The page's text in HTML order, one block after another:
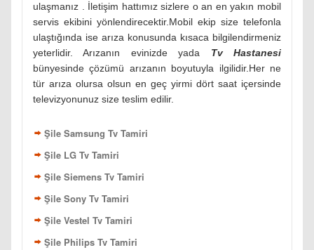
ulaşmanız . İletişim hattımız sizlere o an en yakın mobil
servis ekibini yönlendirecektir.Mobil ekip size telefonla
ulaştığında ise arıza konusunda kısaca bilgilendirmeniz
yeterlidir. Arızanın evinizde yada Tv Hastanesi
bünyesinde çözümü arızanın boyutuyla ilgilidir.Her ne
tür arıza olursa olsun en geç yirmi dört saat içersinde
televizyonunuz size teslim edilir.
Şile Samsung Tv Tamiri
Şile LG Tv Tamiri
Şile Siemens Tv Tamiri
Şile Sony Tv Tamiri
Şile Vestel Tv Tamiri
Şile Philips Tv Tamiri